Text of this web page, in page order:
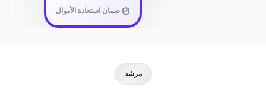
ضمان استعادة الأموال
مرشد